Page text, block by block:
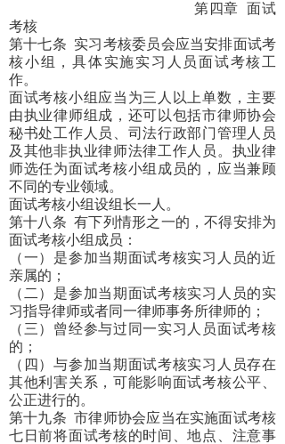
第四章 面试
考核
第十七条 实习考核委员会应当安排面试考
核小组，具体实施实习人员面试考核工
作。
面试考核小组应当为三人以上单数，主要
由执业律师组成，还可以包括市律师协会
秘书处工作人员、司法行政部门管理人员
及其他非执业律师法律工作人员。执业律
师选任为面试考核小组成员的，应当兼顾
不同的专业领域。
面试考核小组设组长一人。
第十八条 有下列情形之一的，不得安排为
面试考核小组成员：
（一）是参加当期面试考核实习人员的近
亲属的；
（二）是参加当期面试考核实习人员的实
习指导律师或者同一律师事务所律师的；
（三）曾经参与过同一实习人员面试考核
的；
（四）与参加当期面试考核实习人员存在
其他利害关系，可能影响面试考核公平、
公正进行的。
第十九条 市律师协会应当在实施面试考核
七日前将面试考核的时间、地点、注意事